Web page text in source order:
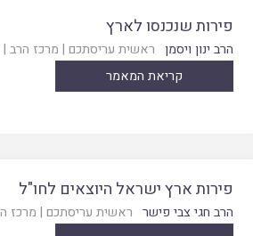
פירות שנכנסו לארץ
הרב ינון ויסמן ראשית עריסתכם | מרכז הרב |
קריאת המאמר
פירות ארץ ישראל היוצאים לחו"ל
הרב חגי צבי פישר ראשית עריסתכם | מרכז